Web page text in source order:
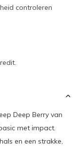
controleren
Deep Berry van
met impact.
en een strakke,